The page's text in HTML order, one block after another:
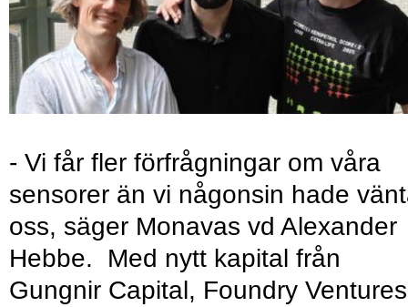
- Vi får fler förfrågningar om våra
sensorer än vi någonsin hade
oss, säger Monavas vd Alexander
Hebbe. Med nytt kapital från
Gungnir Capital, Foundry Ventures